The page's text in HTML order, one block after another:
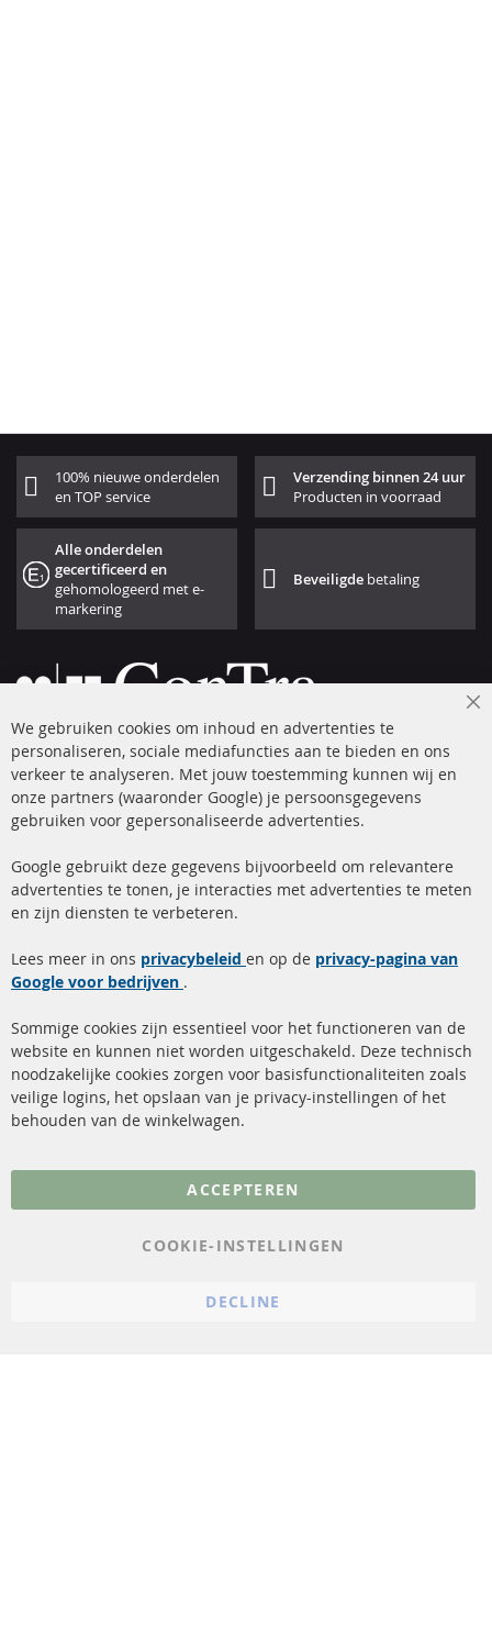
100% nieuwe onderdelen
en TOP service
Verzending binnen 24 uur
Producten in voorraad
Alle onderdelen
gecertificeerd en
gehomologeerd met e-
markering
Beveiligde betaling
+49 (0) 4533 799 00 0
ma-do: 09-17 u, vr Fr 09-16 u
info@contra-automotive.de
facebook
instagram
Snelle links
Roetfilter reiniging
Katalysator (KAT)
sensoren
FAQ
Kundenservice
Verzendingskosten
Contact
Annuleer contract
Gegevensbescherming
We gebruiken cookies om inhoud en advertenties te
personaliseren, sociale mediafuncties aan te bieden en ons
verkeer te analyseren. Met jouw toestemming kunnen wij en
onze partners (waaronder Google) je persoonsgegevens
gebruiken voor gepersonaliseerde advertenties.
Google gebruikt deze gegevens bijvoorbeeld om relevantere
advertenties te tonen, je interacties met advertenties te meten
en zijn diensten te verbeteren.
Lees meer in ons privacybeleid en op de privacy-pagina van
Google voor bedrijven .
Sommige cookies zijn essentieel voor het functioneren van de
website en kunnen niet worden uitgeschakeld. Deze technisch
noodzakelijke cookies zorgen voor basisfunctionaliteiten zoals
veilige logins, het opslaan van je privacy-instellingen of het
behouden van de winkelwagen.
ACCEPTEREN
COOKIE-INSTELLINGEN
DECLINE